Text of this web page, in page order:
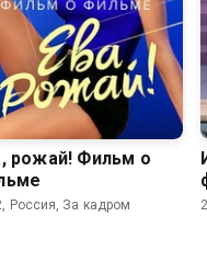
рожай! Фильм о
Россия, За кадром